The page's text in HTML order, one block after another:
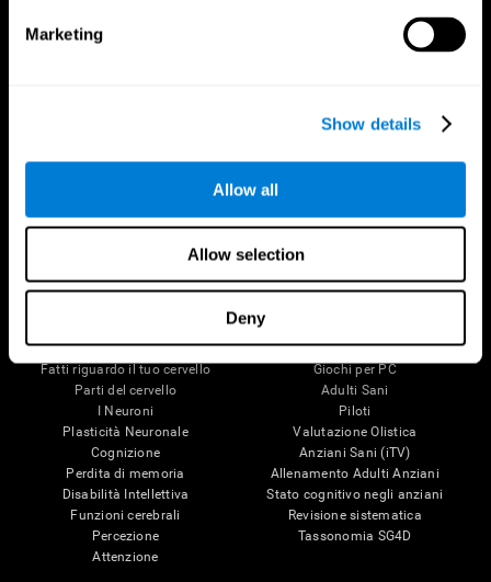
Marketing
Show details
Allow all
Allow selection
Deny
Mente e Cervello
Fatti riguardo il tuo cervello
Parti del cervello
I Neuroni
Plasticità Neuronale
Cognizione
Perdita di memoria
Disabilità Intellettiva
Funzioni cerebrali
Percezione
Attenzione
Convalida della terapia digitale
Giochi per PC
Adulti Sani
Piloti
Valutazione Olistica
Anziani Sani (iTV)
Allenamento Adulti Anziani
Stato cognitivo negli anziani
Revisione sistematica
Tassonomia SG4D